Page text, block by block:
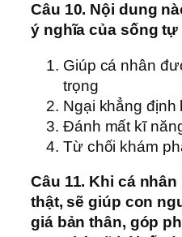
Câu 10. Nội dung
ý nghĩa của sống tự
Giúp cá nhân
trọng
Ngại khẳng định
Đánh mất kĩ
Từ chối khám
Câu 11. Khi cá
thật, sẽ giúp con
giá bản thân, góp